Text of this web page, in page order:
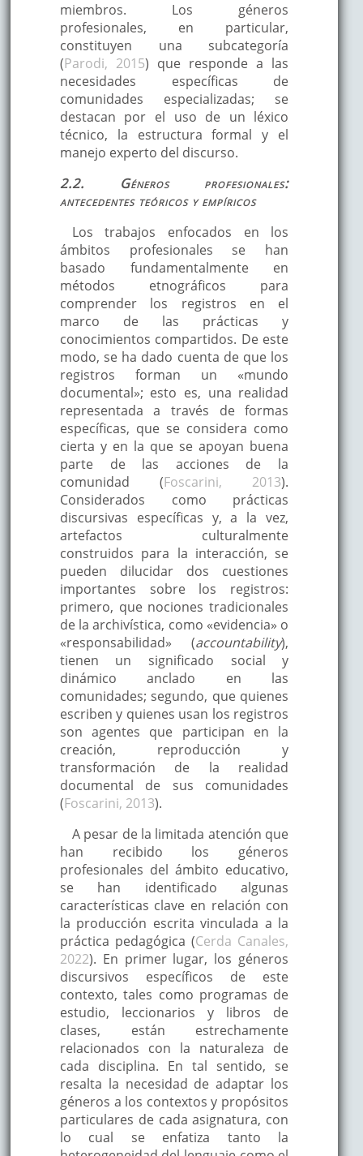
miembros. Los géneros
profesionales, en particular,
constituyen una subcategoría
(Parodi, 2015) que responde a las
necesidades específicas de
comunidades especializadas; se
destacan por el uso de un léxico
técnico, la estructura formal y el
manejo experto del discurso.
2.2. Géneros profesionales:
antecedentes teóricos y empíricos
Los trabajos enfocados en los
ámbitos profesionales se han
basado fundamentalmente en
métodos etnográficos para
comprender los registros en el
marco de las prácticas y
conocimientos compartidos. De este
modo, se ha dado cuenta de que los
registros forman un «mundo
documental»; esto es, una realidad
representada a través de formas
específicas, que se considera como
cierta y en la que se apoyan buena
parte de las acciones de la
comunidad (Foscarini, 2013).
Considerados como prácticas
discursivas específicas y, a la vez,
artefactos culturalmente
construidos para la interacción, se
pueden dilucidar dos cuestiones
importantes sobre los registros:
primero, que nociones tradicionales
de la archivística, como «evidencia» o
«responsabilidad» (accountability),
tienen un significado social y
dinámico anclado en las
comunidades; segundo, que quienes
escriben y quienes usan los registros
son agentes que participan en la
creación, reproducción y
transformación de la realidad
documental de sus comunidades
(Foscarini, 2013).
A pesar de la limitada atención que
han recibido los géneros
profesionales del ámbito educativo,
se han identificado algunas
características clave en relación con
la producción escrita vinculada a la
práctica pedagógica (Cerda Canales,
2022). En primer lugar, los géneros
discursivos específicos de este
contexto, tales como programas de
estudio, leccionarios y libros de
clases, están estrechamente
relacionados con la naturaleza de
cada disciplina. En tal sentido, se
resalta la necesidad de adaptar los
géneros a los contextos y propósitos
particulares de cada asignatura, con
lo cual se enfatiza tanto la